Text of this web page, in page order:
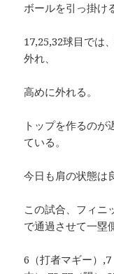
ボールを引っ掛け
17,25,32球目では
外れ、
高めに外れる。
トップを作るのが
ている。
今日も肩の状態は
この試合、フィニ
で通過させて一塁
6（打者マギー）